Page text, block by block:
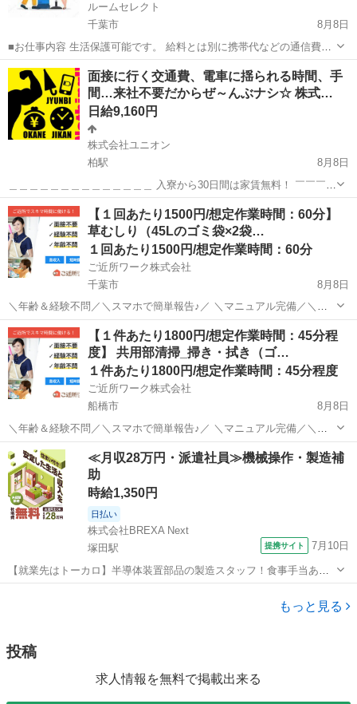
ルームセレクト
千葉市
8月8日
■お仕事内容 生活保護可能です。 給料とは別に携帯代などの通信費
上限 20000円 交通費 上限 20000円まで支給可能。 当事業所は福
岡県により指定を受けている障害福祉サービス事業「グループホー
ム」です。...
千葉 千葉市 清掃 生活保護
面接に行く交通費、電車に揺られる時間、手
間…来社不要だからぜ～んぶナシ☆ 株式…
日給9,160円
株式会社ユニオン
柏駅
8月8日
＿＿＿＿＿＿＿＿＿＿＿＿＿＿ 入寮から30日間は家賃無料！ ￣￣￣￣
￣￣￣￣￣￣￣￣￣￣ 会社までの行き方を調べたり、ICカードにチャ
ージしたり… 来社面接は色々と準備しないといけませんが、 ユニオン
は来社不要だから考える必...
千葉 柏市 柏駅 警備員 個室
【１回あたり1500円/想定作業時間：60分】
草むしり（45Lのゴミ袋×2袋…
１回あたり1500円/想定作業時間：60分
ご近所ワーク株式会社
千葉市
8月8日
＼年齢＆経験不問／＼スマホで簡単報告♪／ ＼マニュアル完備／＼ス
キマ時間のお小遣い稼ぎにぴったり／ ※業務委託なので履歴書不要で
す。 草むしり（45Lのゴミ袋×2袋使用）のお仕事です♪ 指定場所の草
むしりをお願いします。...
千葉 千葉市 その他
【１件あたり1800円/想定作業時間：45分程
度】 共用部清掃_掃き・拭き（ゴ…
１件あたり1800円/想定作業時間：45分程度
ご近所ワーク株式会社
船橋市
8月8日
＼年齢＆経験不問／＼スマホで簡単報告♪／ ＼マニュアル完備／＼ス
キマ時間のお小遣い稼ぎにぴったり／ ※業務委託なので履歴書不要で
す。 共用部清掃_掃き・拭き（ゴミ置き場含む）_45分（2棟）のお仕
事です♪ 隣り合う2棟の...
千葉 船橋市 その他
≪月収28万円・派遣社員≫機械操作・製造補
助
時給1,350円
日払い
株式会社BREXA Next
塚田駅
提携サイト 7月10日
【就業先はトーカロ】半導体装置部品の製造スタッフ！食事手当あり
◎未経験活躍中★男女活躍中！寮費無料！土日祝休み×年間休日120
日！正社員登用制度あり！社会保険完備◎格安食堂利用可★最寄り駅
もっと見る
投稿
求人情報を無料で掲載出来る